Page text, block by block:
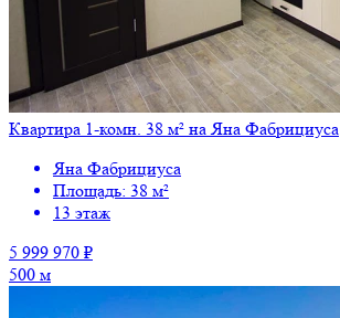
Квартира 1-комн. 38 м² на Яна Фабрициуса
Яна Фабрициуса
Площадь: 38 м²
13 этаж
5 999 970 ₽
500 м